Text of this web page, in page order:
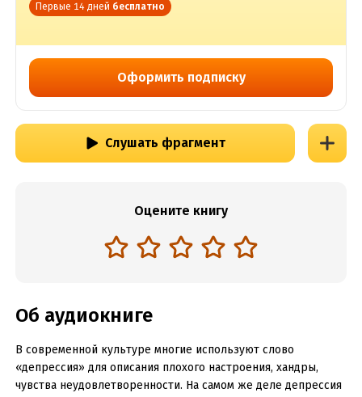
Первые 14 дней бесплатно
Оформить подписку
Слушать фрагмент
Оцените книгу
Об аудиокниге
В современной культуре многие используют слово
«депрессия» для описания плохого настроения, хандры,
чувства неудовлетворенности. На самом же деле депрессия